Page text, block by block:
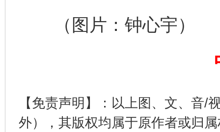
（图片：钟心宇）
【免责声明】：以上图、文、音/
外），其版权均属于原作者或归